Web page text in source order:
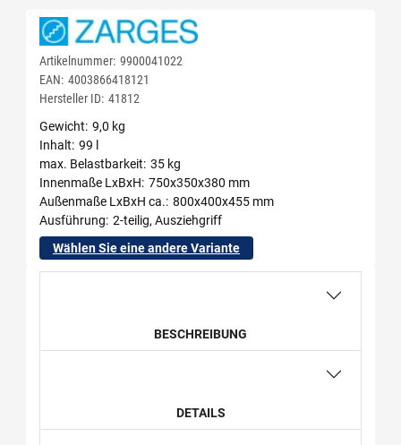
Artikelnummer: 9900041022
EAN: 4003866418121
Hersteller ID: 41812
Gewicht 9,0 kg
Inhalt 99 l
max. Belastbarkeit 35 kg
Innenmaße LxBxH 750x350x380 mm
Außenmaße LxBxH ca. 800x400x455 mm
Ausführung 2-teilig, Ausziehgriff
Wählen Sie eine andere Variante
BESCHREIBUNG
DETAILS